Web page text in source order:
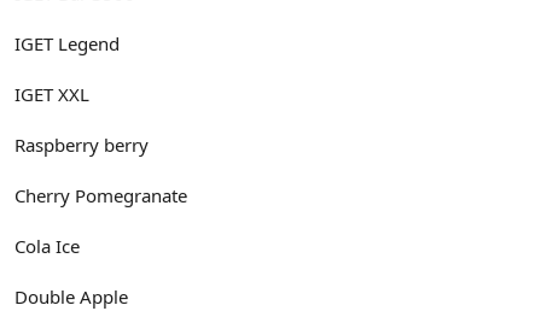
IGET Legend
IGET XXL
Raspberry berry
Cherry Pomegranate
Cola Ice
Double Apple